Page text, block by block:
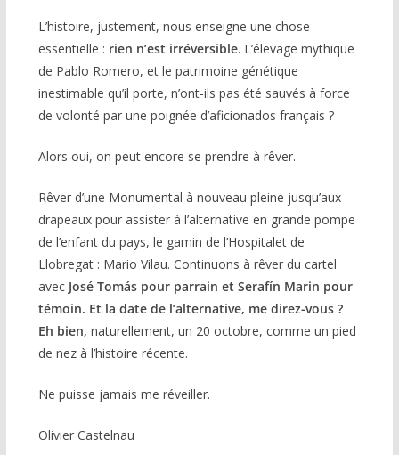
L’histoire, justement, nous enseigne une chose
essentielle : rien n’est irréversible. L’élevage mythique
de Pablo Romero, et le patrimoine génétique
inestimable qu’il porte, n’ont-ils pas été sauvés à force
de volonté par une poignée d’aficionados français ?
Alors oui, on peut encore se prendre à rêver.
Rêver d’une Monumental à nouveau pleine jusqu’aux
drapeaux pour assister à l’alternative en grande pompe
de l’enfant du pays, le gamin de l’Hospitalet de
Llobregat : Mario Vilau. Continuons à rêver du cartel
avec José Tomás pour parrain et Serafín Marin pour
témoin. Et la date de l’alternative, me direz-vous?
Eh bien, naturellement, un 20 octobre, comme un pied
de nez à l’histoire récente.
Ne puisse jamais me réveiller.
Olivier Castelnau